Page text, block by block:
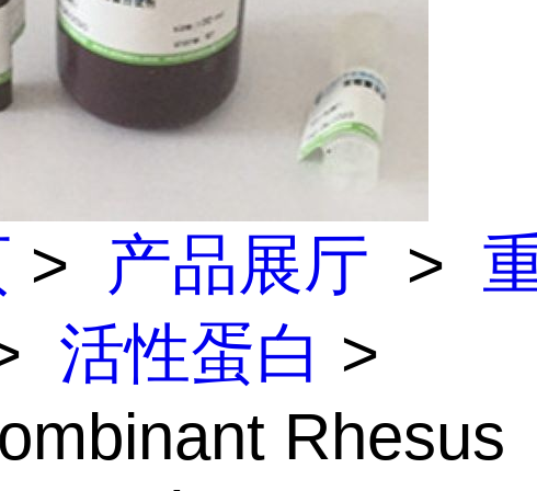
> 产品展厅 >
活性蛋白 >
Rhesus